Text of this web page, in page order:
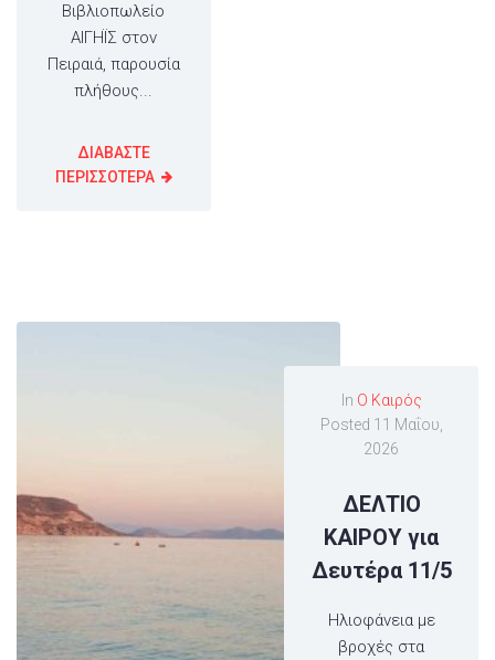
Βιβλιοπωλείο
ΑΙΓΗΪΣ στον
Πειραιά, παρουσία
πλήθους...
ΔΙΑΒΑΣΤΕ
ΠΕΡΙΣΣΟΤΕΡΑ
In Ο Καιρός
Posted 11 Μαΐου,
2026
ΔΕΛΤΙΟ
ΚΑΙΡΟΥ για
Δευτέρα 11/5
Hλιοφάνεια με
βροχές στα